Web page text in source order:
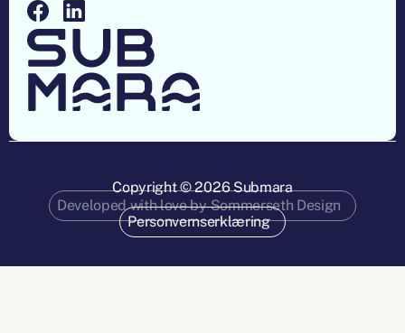
Copyright ©2026Submara
Developed with love by Sommerseth Design
Personvernserklæring